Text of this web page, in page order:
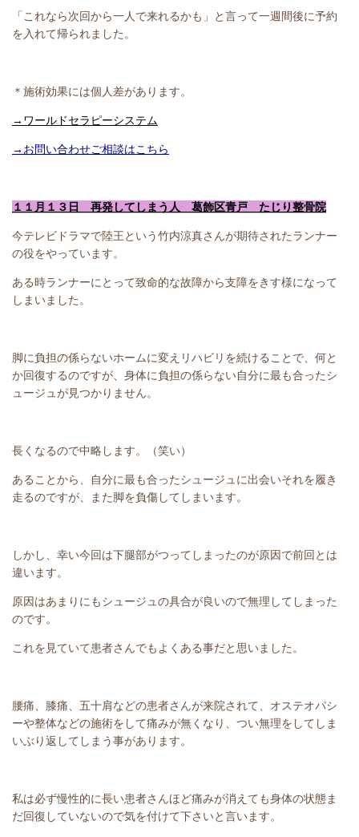
「これなら次回から一人で来れるかも」と言って一週間後に予約
を入れて帰られました。
＊施術効果には個人差があります。
→ワールドセラピーシステム
→お問い合わせご相談はこちら
１１月１３日 再発してしまう人 葛飾区青戸 たじり整骨院
今テレビドラマで陸王という竹内涼真さんが期待されたランナー
の役をやっています。
ある時ランナーにとって致命的な故障から支障をきす様になって
しまいました。
脚に負担の係らないホームに変えリハビリを続けることで、何と
か回復するのですが、身体に負担の係らない自分に最も合ったシ
ュージュが見つかりません。
長くなるので中略します。（笑い）
あることから、自分に最も合ったシュージュに出会いそれを履き
走るのですが、また脚を負傷してしまいます。
しかし、幸い今回は下腿部がつってしまったのが原因で前回とは
違います。
原因はあまりにもシュージュの具合が良いので無理してしまった
のです。
これを見ていて患者さんでもよくある事だと思いました。
腰痛、膝痛、五十肩などの患者さんが来院されて、オステオパシ
ーや整体などの施術をして痛みが無くなり、つい無理をしてしま
いぶり返してしまう事があります。
私は必ず慢性的に長い患者さんほど痛みが消えても身体の状態ま
だ回復していないので気を付けて下さいと言います。